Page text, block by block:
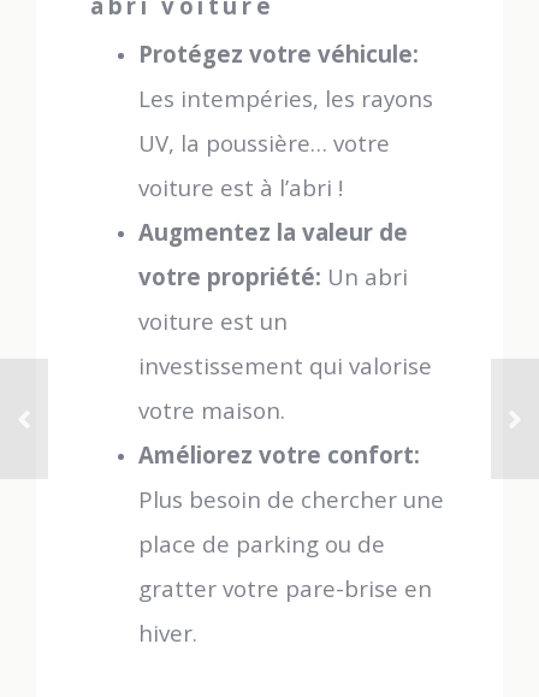
Protégez votre véhicule:
Les intempéries, les rayons
UV, la poussière… votre
voiture est à l’abri !
Augmentez la valeur de
votre propriété: Un abri
voiture est un
investissement qui valorise
votre maison.
Améliorez votre confort:
Plus besoin de chercher une
place de parking ou de
gratter votre pare-brise en
hiver.